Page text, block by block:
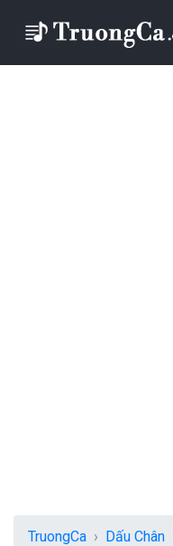
TruongCa Dấu Chân